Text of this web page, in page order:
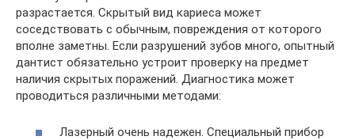
разрастается. Скрытый вид кариеса может
соседствовать с обычным, повреждения от которого
вполне заметны. Если разрушений зубов много, опытный
дантист обязательно устроит проверку на предмет
наличия скрытых поражений. Диагностика может
проводиться различными методами:
Лазерный очень надежен. Специальный прибор